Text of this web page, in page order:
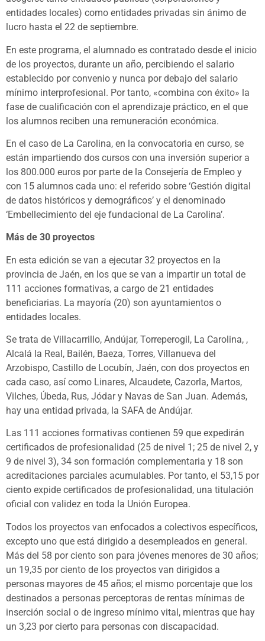
entidades locales) como entidades privadas sin ánimo de
lucro hasta el 22 de septiembre.
En este programa, el alumnado es contratado desde el inicio
de los proyectos, durante un año, percibiendo el salario
establecido por convenio y nunca por debajo del salario
mínimo interprofesional. Por tanto, «combina con éxito» la
fase de cualificación con el aprendizaje práctico, en el que
los alumnos reciben una remuneración económica.
En el caso de La Carolina, en la convocatoria en curso, se
están impartiendo dos cursos con una inversión superior a
los 800.000 euros por parte de la Consejería de Empleo y
con 15 alumnos cada uno: el referido sobre ‘Gestión digital
de datos históricos y demográficos’ y el denominado
‘Embellecimiento del eje fundacional de La Carolina’.
Más de 30 proyectos
En esta edición se van a ejecutar 32 proyectos en la
provincia de Jaén, en los que se van a impartir un total de
111 acciones formativas, a cargo de 21 entidades
beneficiarias. La mayoría (20) son ayuntamientos o
entidades locales.
Se trata de Villacarrillo, Andújar, Torreperogil, La Carolina, ,
Alcalá la Real, Bailén, Baeza, Torres, Villanueva del
Arzobispo, Castillo de Locubín, Jaén, con dos proyectos en
cada caso, así como Linares, Alcaudete, Cazorla, Martos,
Vilches, Úbeda, Rus, Jódar y Navas de San Juan. Además,
hay una entidad privada, la SAFA de Andújar.
Las 111 acciones formativas contienen 59 que expedirán
certificados de profesionalidad (25 de nivel 1; 25 de nivel 2, y
9 de nivel 3), 34 son formación complementaria y 18 son
acreditaciones parciales acumulables. Por tanto, el 53,15 por
ciento expide certificados de profesionalidad, una titulación
oficial con validez en toda la Unión Europea.
Todos los proyectos van enfocados a colectivos específicos,
excepto uno que está dirigido a desempleados en general.
Más del 58 por ciento son para jóvenes menores de 30 años;
un 19,35 por ciento de los proyectos van dirigidos a
personas mayores de 45 años; el mismo porcentaje que los
destinados a personas perceptoras de rentas mínimas de
inserción social o de ingreso mínimo vital, mientras que hay
un 3,23 por cierto para personas con discapacidad.